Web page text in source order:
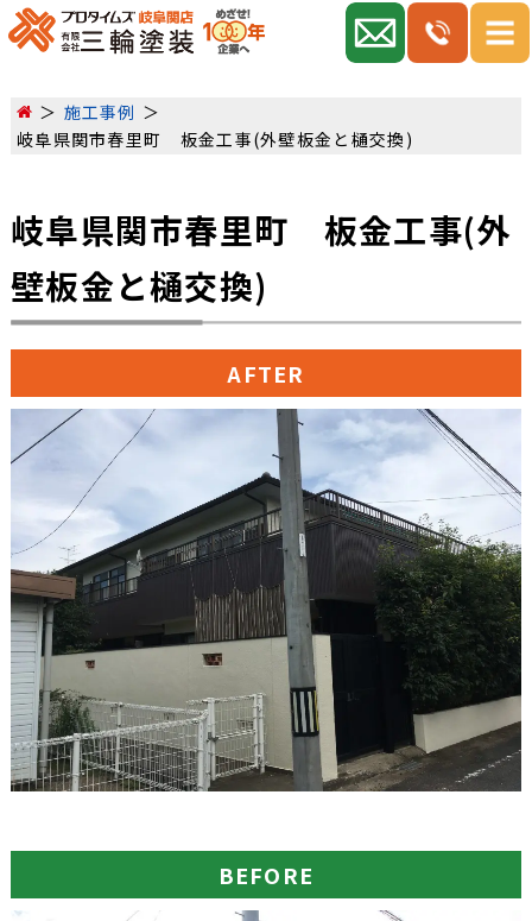
施工事例
岐阜県関市春里町 板金工事(外壁板金と樋交換)
岐阜県関市春里町 板金工事(外
壁板金と樋交換)
AFTER
BEFORE